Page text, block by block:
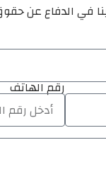
في الدفاع عن
رقم الهاتف